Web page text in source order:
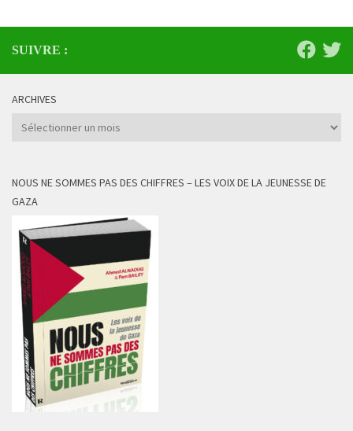
SUIVRE :
ARCHIVES
Archives
NOUS NE SOMMES PAS DES CHIFFRES – LES VOIX DE LA JEUNESSE DE
GAZA